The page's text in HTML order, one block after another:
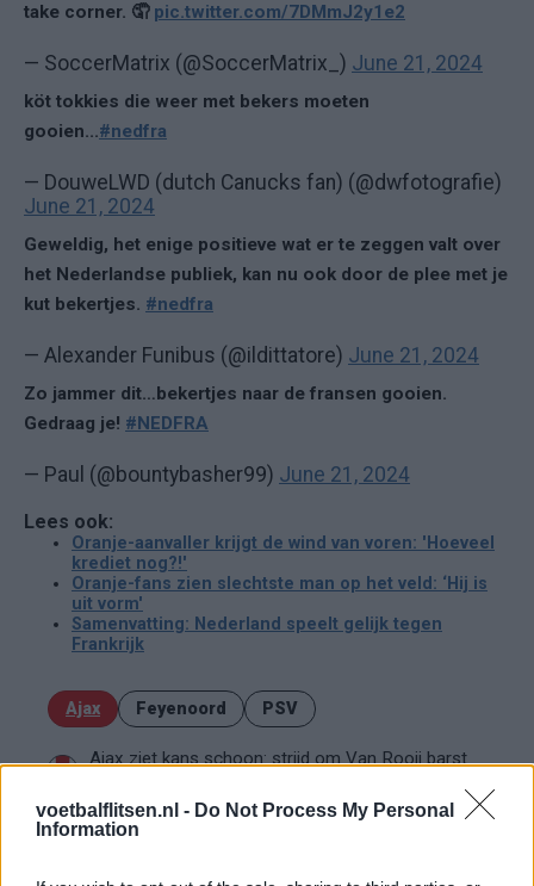
voetbalflitsen.nl - Do Not Process My Personal
Information
take corner. 🤦 pic.twitter.com/7DMmJ2y1e2
— SoccerMatrix (@SoccerMatrix_) June 21, 2024
köt tokkies die weer met bekers moeten
gooien...#nedfra
— DouweLWD (dutch Canucks fan) (@dwfotografie)
June 21, 2024
Geweldig, het enige positieve wat er te zeggen valt over
het Nederlandse publiek, kan nu ook door de plee met je
kut bekertjes. #nedfra
— Alexander Funibus (@ildittatore) June 21, 2024
Zo jammer dit…bekertjes naar de fransen gooien.
Gedraag je! #NEDFRA
— Paul (@bountybasher99) June 21, 2024
Lees ook:
Oranje-aanvaller krijgt de wind van voren: 'Hoeveel
krediet nog?!'
Oranje-fans zien slechtste man op het veld: ‘Hij is
uit vorm'
Samenvatting: Nederland speelt gelijk tegen
Frankrijk
Ajax Feyenoord PSV
Ajax ziet kans schoon: strijd om Van Rooij barst
Hart gaf de doorslag': Ouazane verkiest Marokko